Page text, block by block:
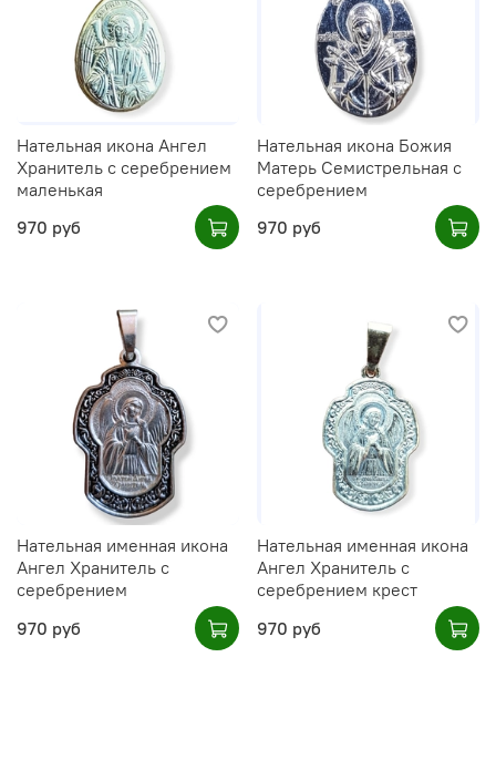
Нательная икона Ангел
Хранитель с серебрением
маленькая
970 руб
Нательная икона Божия
Матерь Семистрельная с
серебрением
970 руб
Нательная именная икона
Ангел Хранитель с
серебрением
970 руб
Нательная именная икона
Ангел Хранитель с
серебрением крест
970 руб